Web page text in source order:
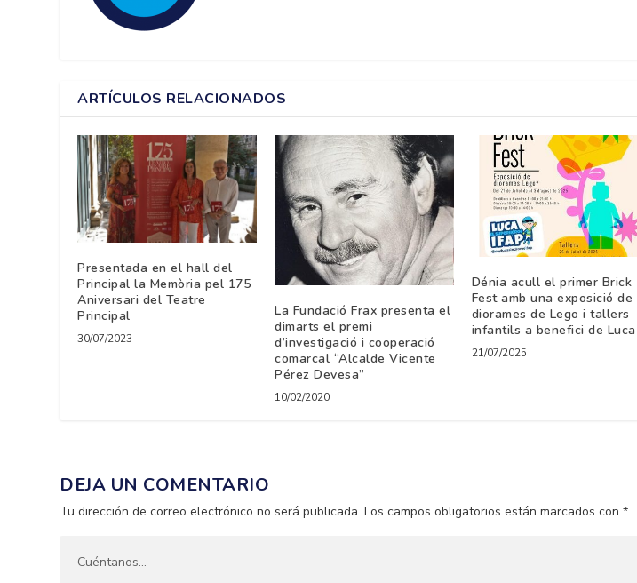
ARTÍCULOS RELACIONADOS
Presentada en el hall del
Principal la Memòria pel 175
Aniversari del Teatre
Principal
30/07/2023
La Fundació Frax presenta el
dimarts el premi
d’investigació i cooperació
comarcal “Alcalde Vicente
Pérez Devesa”
10/02/2020
Dénia acull el primer Brick
Fest amb una exposició de
diorames de Lego i tallers
infantils a benefici de Luca
21/07/2025
DEJA UN COMENTARIO
Tu dirección de correo electrónico no será publicada. Los campos obligatorios están marcados con*